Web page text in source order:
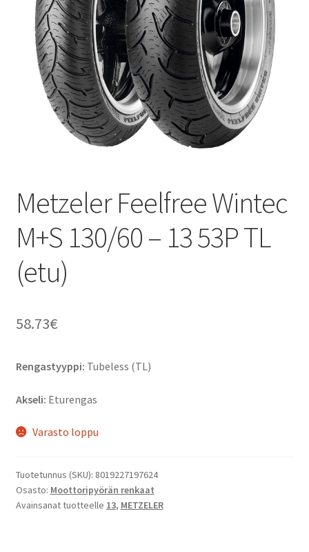
Metzeler Feelfree Wintec
M+S 130/60 – 13 53P TL
(etu)
58.73€
Rengastyyppi: Tubeless (TL)
Akseli: Eturengas
Varasto loppu
Tuotetunnus (SKU): 8019227197624
Osasto: Moottoripyörän renkaat
Avainsanat tuotteelle 13, METZELER